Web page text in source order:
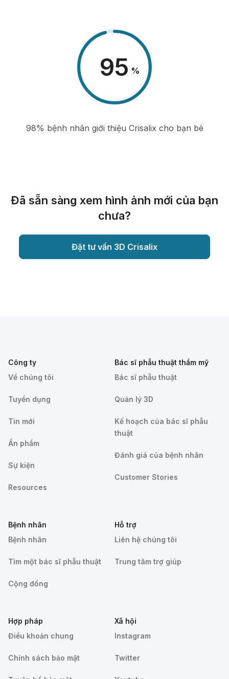
98 %
98% bệnh nhân giới thiệu Crisalix cho bạn bè
Đã sẵn sàng xem hình ảnh mới của bạn
chưa?
Đặt tư vấn 3D Crisalix
Công ty
Về chúng tôi
Tuyển dụng
Tin mới
Ấn phẩm
Sự kiện
Resources
Bác sĩ phẫu thuật thẩm mỹ
Bác sĩ phẫu thuật
Quản lý 3D
Kế hoạch của bác sĩ phẫu
thuật
Đánh giá của bệnh nhân
Customer Stories
Bệnh nhân
Bệnh nhân
Tìm một bác sĩ phẫu thuật
Cộng đồng
Hỗ trợ
Liên hệ chúng tôi
Trung tâm trợ giúp
Hợp pháp
Điều khoản chung
Chính sách bảo mật
Xã hội
Instagram
Twitter